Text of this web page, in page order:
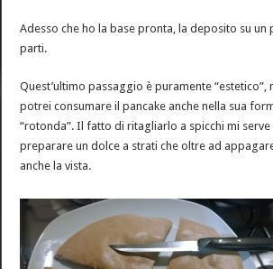
Adesso che ho la base pronta, la deposito su un
parti.
Quest’ultimo passaggio è puramente “estetico”,
potrei consumare il pancake anche nella sua
“rotonda”. Il fatto di ritagliarlo a spicchi mi
preparare un dolce a strati che oltre ad
anche la vista.